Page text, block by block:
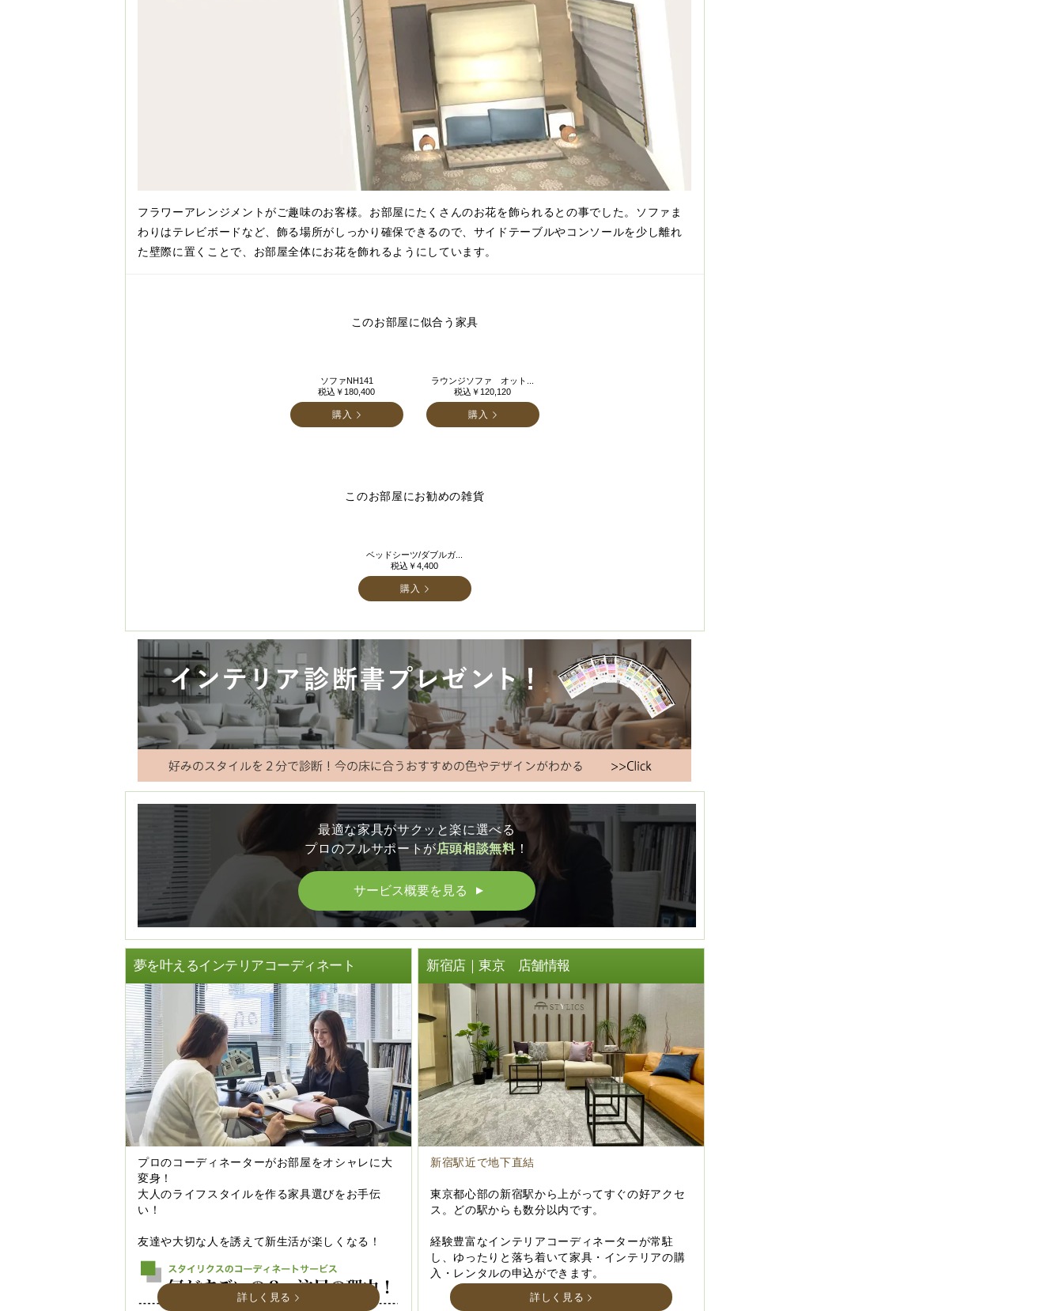
フラワーアレンジメントがご趣味のお客様。お部屋にたくさんのお花を飾られるとの事でした。ソファま
わりはテレビボードなど、飾る場所がしっかり確保できるので、サイドテーブルやコンソールを少し離れ
た壁際に置くことで、お部屋全体にお花を飾れるようにしています。
このお部屋に似合う家具
ソファNH141
税込￥180,400
購入
ラウンジソファ オット...
税込￥120,120
購入
このお部屋にお勧めの雑貨
ベッドシーツ/ダブルガ...
税込￥4,400
購入
最適な家具がサクッと楽に選べる
プロのフルサポートが店頭相談無料！
サービス概要を見る ▲
夢を叶えるインテリアコーディネート
プロのコーディネーターがお部屋をオシャレに大
変身！
大人のライフスタイルを作る家具選びをお手伝
い！
友達や大切な人を誘えて新生活が楽しくなる！
詳しく見る
新宿店｜東京 店舗情報
新宿駅近で地下直結
東京都心部の新宿駅から上がってすぐの好アクセ
ス。どの駅からも数分以内です。
経験豊富なインテリアコーディネーターが常駐
し、ゆったりと落ち着いて家具・インテリアの購
入・レンタルの申込ができます。
詳しく見る